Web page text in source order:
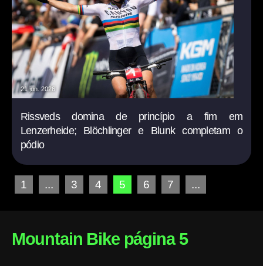
21 jun. 2026
Rissveds domina de princípio a fim em
Lenzerheide; Blöchlinger e Blunk completam o
pódio
1 ... 3 4 5 6 7 ...
Mountain Bike página 5